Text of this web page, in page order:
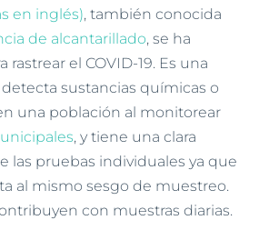
en inglés), también conocida
de alcantarillado, se ha
rastrear el COVID-19. Es una
sustancias químicas o
una población al monitorear
, y tiene una clara
las pruebas individuales ya que
al mismo sesgo de muestreo.
con muestras diarias.